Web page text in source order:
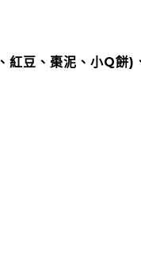
紅豆、棗泥、小Q餅)